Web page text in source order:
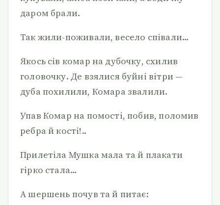
даром брали.
Так жили-поживали, весело співали…
Якось сів комар на дубочку, схилив
головочку. Де взялися буйні вітри —
дуба похилили, Комара звалили.
Упав Комар на помості, побив, поломив
ребра й кості!..
Прилетіла Мушка мала та й плакати
гірко стала…
А шершень почув та й питає: